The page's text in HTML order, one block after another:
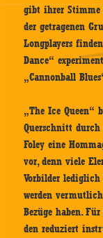
gibt ihrer Stimme
der getragenen
Longplayers
Dance“
„Cannonball
„The Ice Queen“
Querschnitt durch
Foley eine
vor, denn viele
Vorbilder lediglich
werden
Bezüge haben.
den reduziert